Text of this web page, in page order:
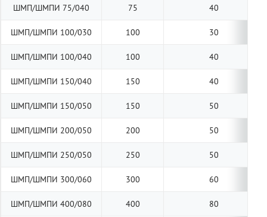
ШМП/ШМПИ 75/040 75 40
ШМП/ШМПИ 100/030 100 30
ШМП/ШМПИ 100/040 100 40
ШМП/ШМПИ 150/040 150 40
ШМП/ШМПИ 150/050 150 50
ШМП/ШМПИ 200/050 200 50
ШМП/ШМПИ 250/050 250 50
ШМП/ШМПИ 300/060 300 60
ШМП/ШМПИ 400/080 400 80